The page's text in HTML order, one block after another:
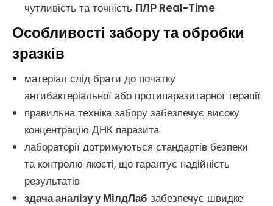
чутливість та точність ПЛР Real-Time
Особливості забору та обробки
зразків
матеріал слід брати до початку
антибактеріальної або протипаразитарної терапії
правильна техніка забору забезпечує високу
концентрацію ДНК паразита
лабораторії дотримуються стандартів безпеки
та контролю якості, що гарантує надійність
результатів
здача аналізу у МілдЛаб забезпечує швидке